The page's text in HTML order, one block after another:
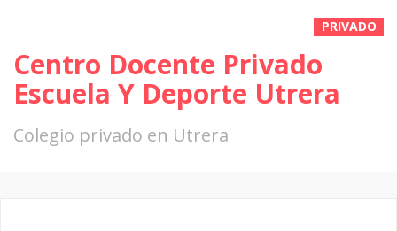
PRIVADO
Centro Docente Privado
Escuela Y Deporte Utrera
Colegio privado en Utrera